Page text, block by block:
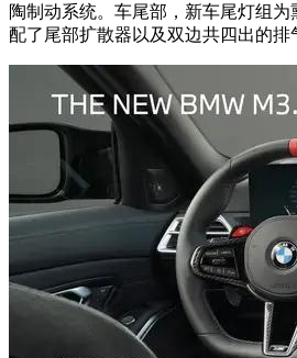
陶制动系统。车尾部，新车尾灯组
配了尾部扩散器以及双边共四出的排